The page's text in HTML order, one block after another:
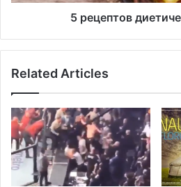
и
с
и
х
5 рецептов
Related Articles